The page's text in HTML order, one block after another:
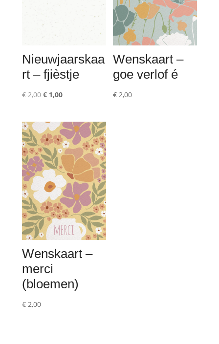
Nieuwjaarskaa
rt – fjièstje
€2,00 Oorspronkelijke
was:
€ 2,00.
€1,00Huidige
is:
€ 1,00.
Wenskaart –
goe verlof é
€ 2,00
Wenskaart –
merci
(bloemen)
€2,00